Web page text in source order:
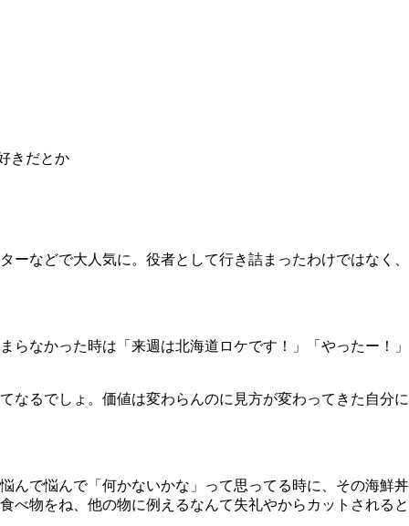
きだとか
などで大人気に。役者として行き詰まったわけではなく、
なかった時は「来週は北海道ロケです！」「やったー！」
るでしょ。価値は変わらんのに見方が変わってきた自分に
んで悩んで「何かないかな」って思ってる時に、その海鮮丼
物をね、他の物に例えるなんて失礼やからカットされると